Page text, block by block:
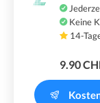
Keine
14-
9.90